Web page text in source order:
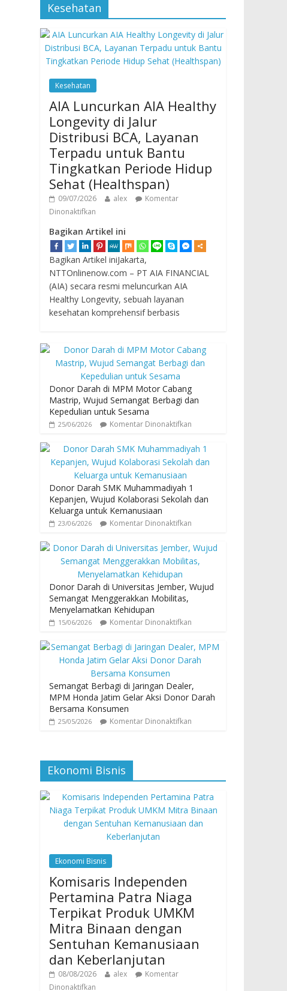
Kesehatan
Kesehatan
AIA Luncurkan AIA Healthy
Longevity di Jalur
Distribusi BCA, Layanan
Terpadu untuk Bantu
Tingkatkan Periode Hidup
Sehat (Healthspan)
09/07/2026 alex
Komentar
Dinonaktifkan
Bagikan Artikel ini
Bagikan Artikel iniJakarta,
NTTOnlinenow.com – PT AIA FINANCIAL
(AIA) secara resmi meluncurkan AIA
Healthy Longevity, sebuah layanan
kesehatan komprehensif berbasis
Donor Darah di MPM Motor Cabang
Mastrip, Wujud Semangat Berbagi dan
Kepedulian untuk Sesama
25/06/2026 Komentar Dinonaktifkan
Donor Darah SMK Muhammadiyah 1
Kepanjen, Wujud Kolaborasi Sekolah dan
Keluarga untuk Kemanusiaan
23/06/2026 Komentar Dinonaktifkan
Donor Darah di Universitas Jember, Wujud
Semangat Menggerakkan Mobilitas,
Menyelamatkan Kehidupan
15/06/2026 Komentar Dinonaktifkan
Semangat Berbagi di Jaringan Dealer,
MPM Honda Jatim Gelar Aksi Donor Darah
Bersama Konsumen
25/05/2026 Komentar Dinonaktifkan
Ekonomi Bisnis
Ekonomi Bisnis
Komisaris Independen
Pertamina Patra Niaga
Terpikat Produk UMKM
Mitra Binaan dengan
Sentuhan Kemanusiaan
dan Keberlanjutan
08/08/2026 alex
Komentar
Dinonaktifkan